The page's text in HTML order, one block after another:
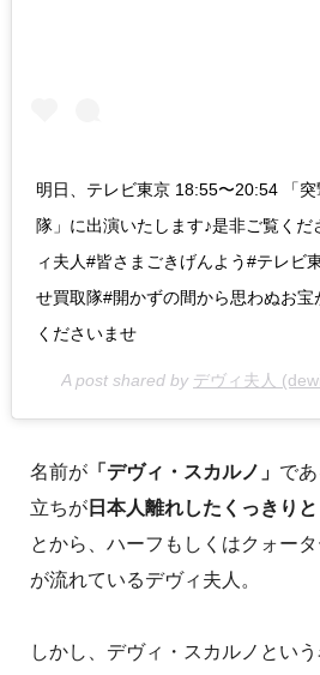
明日、テレビ東京 18:55〜20:54 「
隊」に出演いたします♪是非ご覧くだ
ィ夫人#皆さまごきげんよう#テレビ
せ買取隊#開かずの間から思わぬお宝
くださいませ
A post shared by デヴィ夫人
名前が 「デヴィ・スカルノ」 で
立ちが 日本人離れしたくっきり
とから、ハーフもしくはクォー
が流れているデヴィ夫人。
しかし、デヴィ・スカルノとい